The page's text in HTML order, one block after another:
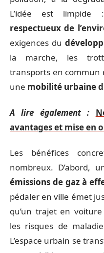
L’idée est
respectueux de
exigences du
la marche, les
transports en commun
une mobilité urbaine
A lire également :
avantages et mise en
Les bénéfices
nombreux. D’abord,
émissions de gaz à
pédaler en ville émet
qu’un trajet en voiture
les risques de
L’espace urbain se